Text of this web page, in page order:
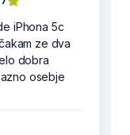
iPhona 5c
ze dva
dobra
osebje